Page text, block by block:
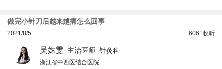
做完小针刀后越来越痛怎么回事
2021/8/5 6061收听
吴姝雯 主治医师 针灸科
浙江省中西医结合医院